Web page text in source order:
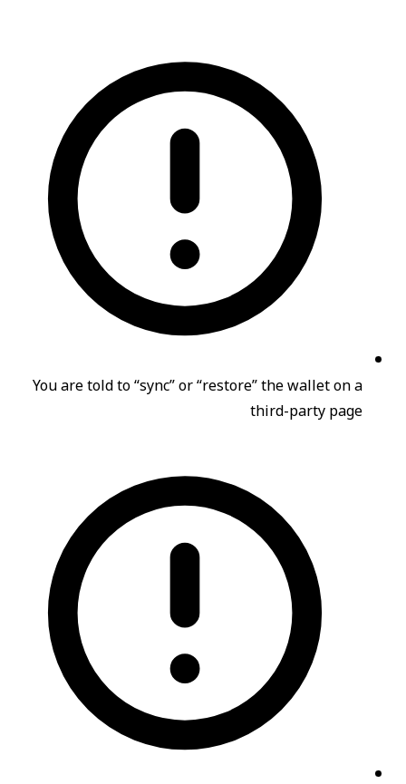
You are told to “sync” or “restore” the wallet on a
third-party page